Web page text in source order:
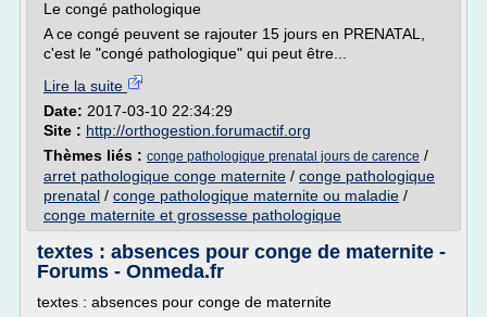
Le congé pathologique
A ce congé peuvent se rajouter 15 jours en PRENATAL,
c'est le "congé pathologique" qui peut être...
Lire la suite
Date: 2017-03-10 22:34:29
Site : http://orthogestion.forumactif.org
Thèmes liés : conge pathologique prenatal jours de carence /
arret pathologique conge maternite / conge pathologique
prenatal / conge pathologique maternite ou maladie /
conge maternite et grossesse pathologique
textes : absences pour conge de maternite -
Forums - Onmeda.fr
textes : absences pour conge de maternite